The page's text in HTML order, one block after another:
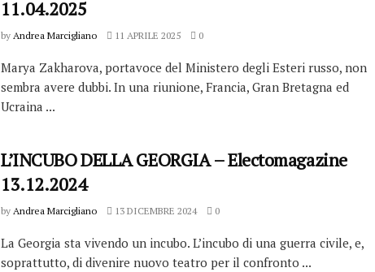
11.04.2025
by Andrea Marcigliano 11 APRILE 2025 0
Marya Zakharova, portavoce del Ministero degli Esteri russo, non
sembra avere dubbi. In una riunione, Francia, Gran Bretagna ed
Ucraina ...
L’INCUBO DELLA GEORGIA – Electomagazine
13.12.2024
by Andrea Marcigliano 13 DICEMBRE 2024 0
La Georgia sta vivendo un incubo. L’incubo di una guerra civile, e,
soprattutto, di divenire nuovo teatro per il confronto ...